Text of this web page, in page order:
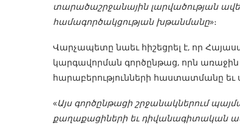
տարածաշրջանային լարվածության
համագործակցության խթանմանը»։
Վարչապետը նաեւ հիշեցրել է, որ
կարգավորման գործընթաց, որն
հարաբերությունների հաստատմանը եւ
«Այս գործընթացի շրջանակներում
քաղաքացիների եւ դիվանագիտական